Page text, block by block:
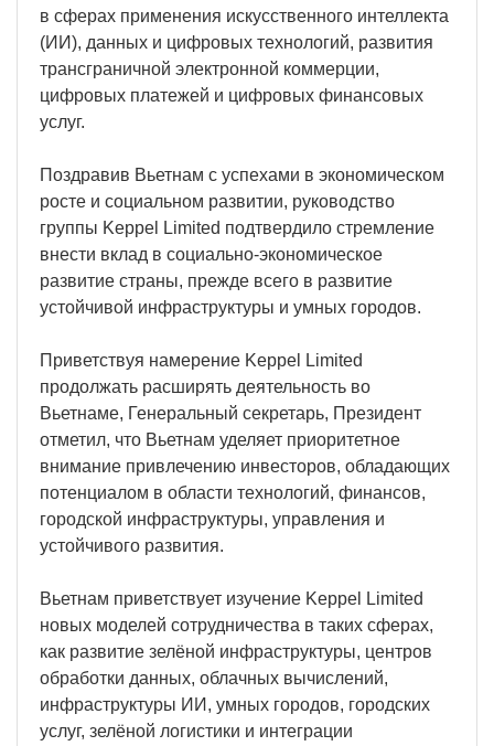
в сферах применения искусственного интеллекта
(ИИ), данных и цифровых технологий, развития
трансграничной электронной коммерции,
цифровых платежей и цифровых финансовых
услуг.
Поздравив Вьетнам с успехами в экономическом
росте и социальном развитии, руководство
группы Keppel Limited подтвердило стремление
внести вклад в социально-экономическое
развитие страны, прежде всего в развитие
устойчивой инфраструктуры и умных городов.
Приветствуя намерение Keppel Limited
продолжать расширять деятельность во
Вьетнаме, Генеральный секретарь, Президент
отметил, что Вьетнам уделяет приоритетное
внимание привлечению инвесторов, обладающих
потенциалом в области технологий, финансов,
городской инфраструктуры, управления и
устойчивого развития.
Вьетнам приветствует изучение Keppel Limited
новых моделей сотрудничества в таких сферах,
как развитие зелёной инфраструктуры, центров
обработки данных, облачных вычислений,
инфраструктуры ИИ, умных городов, городских
услуг, зелёной логистики и интеграции